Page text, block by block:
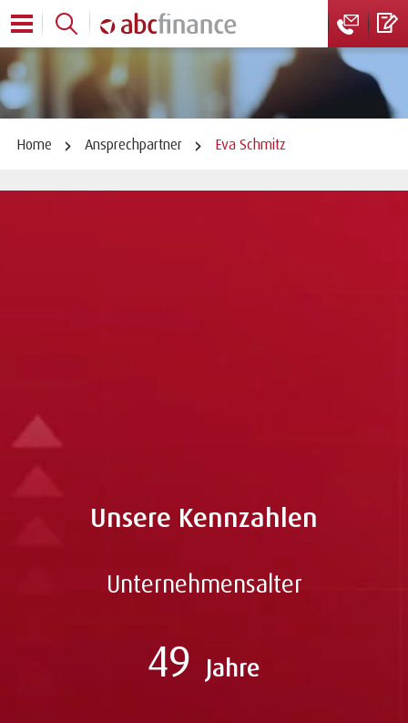
Home Ansprechpartner Eva Schmitz
Unsere Kennzahlen
Unternehmensalter
49 Jahre